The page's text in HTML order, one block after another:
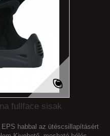
fullface sisak
habbal az ütéscsillapításért